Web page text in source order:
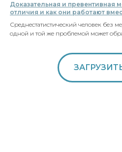
Доказательная и превентивная
отличия и как они работают
Среднестатистический человек без
одной и той же проблемой может